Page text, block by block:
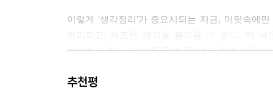
이렇게 ‘생각정리’가 중요시되는 지금, 머릿속
생각정리 원리 3가지를 통해 옷장정리처럼 깔끔
추천평